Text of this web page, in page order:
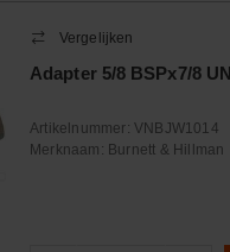
Vergelijken
Adapter 5/8 BSPx7/8
Artikelnummer: VNBJW1014
Merknaam: Burnett & Hillman